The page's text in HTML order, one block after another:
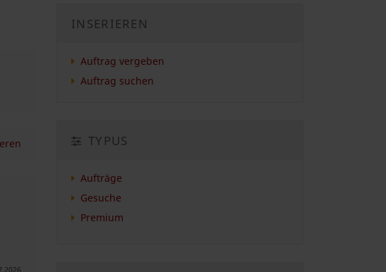
INSERIEREN
Auftrag vergeben
Auftrag suchen
TYPUS
Aufträge
Gesuche
Premium